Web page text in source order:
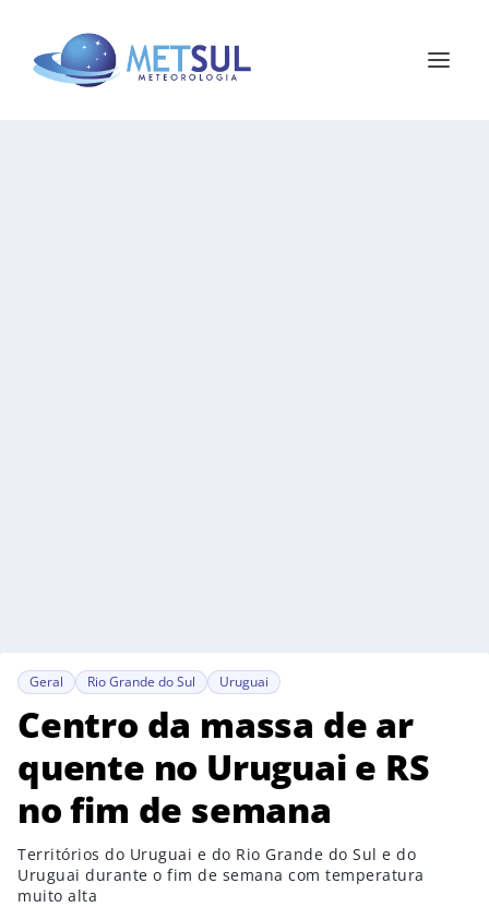
Geral Rio Grande do Sul Uruguai
Centro da massa de ar
quente no Uruguai e RS
no fim de semana
Territórios do Uruguai e do Rio Grande do Sul e do
Uruguai durante o fim de semana com temperatura
muito alta